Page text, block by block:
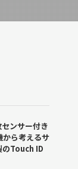
ンサー付き
から考えるサ
のTouch ID